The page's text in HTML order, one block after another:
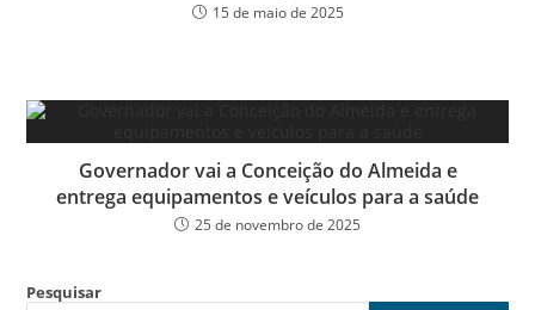
15 de maio de 2025
Governador vai a Conceição do Almeida e
entrega equipamentos e veículos para a saúde
25 de novembro de 2025
Pesquisar